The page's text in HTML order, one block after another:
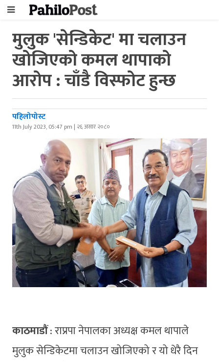
मुलुक 'सेन्डिकेट' मा चलाउन
खोजिएको कमल थापाको
आरोप : चाँडै विस्फोट हुन्छ
पहिलोपोस्ट
11th July 2023, 05:47 pm | २६ असार २०८०
काठमाडौं: राप्रपा नेपालका अध्यक्ष कमल थापाले
मुलुक सेन्डिकेटमा चलाउन खोजिएको र यो धेरै दिन